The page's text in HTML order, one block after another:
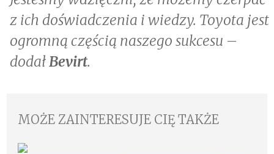
z ich doświadczenia i wiedzy. Toyota jest
ogromną częścią naszego sukcesu –
dodałBevirt.
MOŻE ZAINTERESUJE CIĘ TAKŻE